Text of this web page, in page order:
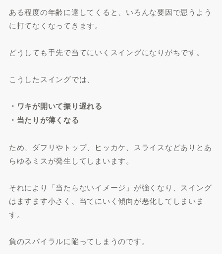
ある程度の年齢に達してくると、いろんな要因で思うよう
に打てなくなってきます。
どうしても手先で当てにいくスイングになりがちです。
こうしたスイングでは、
・ワキが開いて振り遅れる
・当たりが薄くなる
ため、ダフリやトップ、ヒッカケ、スライスなどありとあ
らゆるミスが発生してしまいます。
それにより「当たらないイメージ」が強くなり、スイング
はますます小さく、当てにいく傾向が悪化してしまいま
す。
負のスパイラルに陥ってしまうのです。